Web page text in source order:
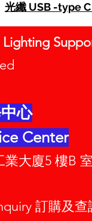
光纖 USB -type
心
Center
業大廈5 樓B 室
訂購及查